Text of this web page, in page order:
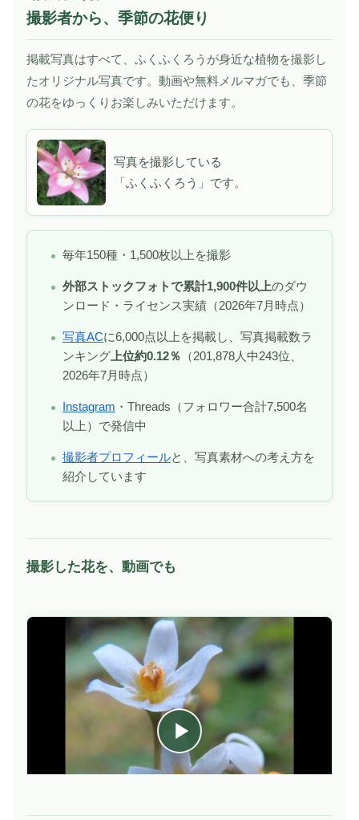
撮影者から、季節の花便り
掲載写真はすべて、ふくふくろうが身近な植物を撮影し
たオリジナル写真です。動画や無料メルマガでも、季節
の花をゆっくりお楽しみいただけます。
写真を撮影している
「ふくふくろう」です。
毎年150種・1,500枚以上を撮影
外部ストックフォトで累計1,900件以上のダウ
ンロード・ライセンス実績（2026年7月時点）
写真ACに6,000点以上を掲載し、写真掲載数ラ
ンキング 上位約0.12％ （201,878人中243位、
2026年7月時点）
Instagram ・Threads（フォロワー合計7,500名
以上）で発信中
撮影者プロフィールと、写真素材への考え方を
紹介しています
撮影した花を、動画でも